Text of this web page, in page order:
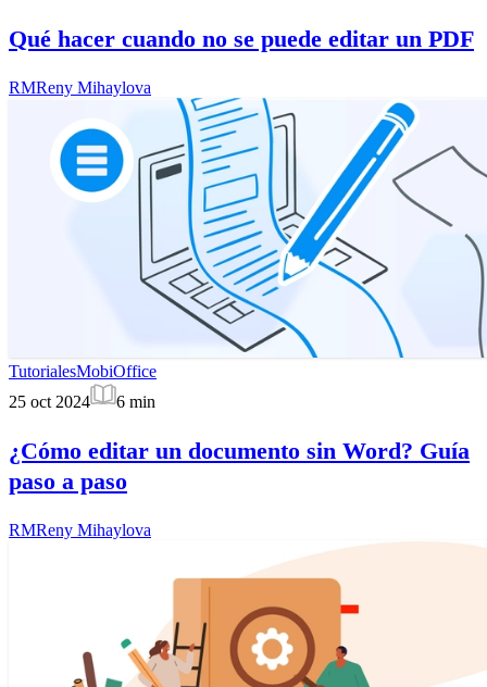
Qué hacer cuando no se puede editar un PDF
RMReny Mihaylova
TutorialesMobiOffice
25 oct 2024
6 min
¿Cómo editar un documento sin Word? Guía
paso a paso
RMReny Mihaylova